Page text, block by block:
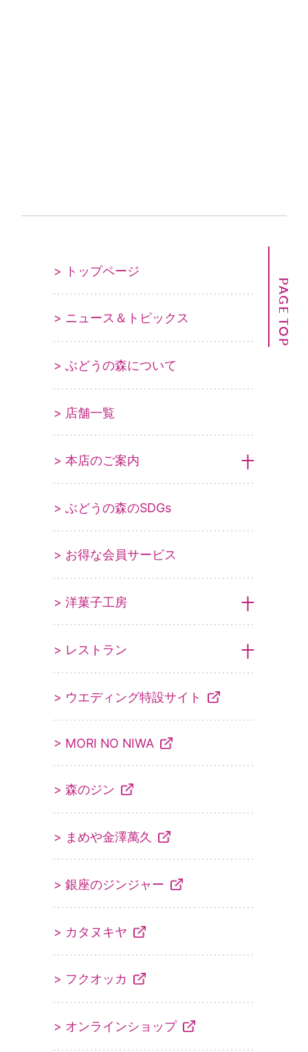
PAGE TOP
> トップページ
> ニュース＆トピックス
> ぶどうの森について
> 店舗一覧
> 本店のご案内
> ぶどうの森のSDGs
> お得な会員サービス
> 洋菓子工房
> レストラン
> ウエディング特設サイト
> MORI NO NIWA
> 森のジン
> まめや金澤萬久
> 銀座のジンジャー
> カタヌキヤ
> フクオッカ
> オンラインショップ